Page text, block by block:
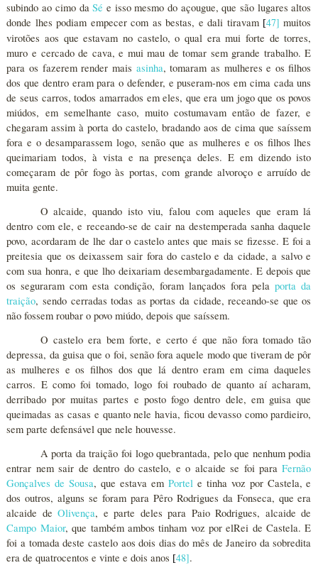
subindo ao cimo daSé e isso mesmo do açougue, que são lugares altos
donde lhes podiam empecer com as bestas, e dali tiravam [47] muitos
virotões aos que estavam no castelo, o qual era mui forte de torres,
muro e cercado de cava, e mui mau de tomar sem grande trabalho. E
para os fazerem render mais asinha, tomaram as mulheres e os filhos
dos que dentro eram para o defender, e puseram-nos em cima cada uns
de seus carros, todos amarrados em eles, que era um jogo que os povos
miúdos, em semelhante caso, muito costumavam então de fazer, e
chegaram assim à porta do castelo, bradando aos de cima que saíssem
fora e o desamparassem logo, senão que as mulheres e os filhos lhes
queimariam todos, à vista e na presença deles. E em dizendo isto
começaram de pôr fogo às portas, com grande alvoroço e arruído de
muita gente.
O alcaide, quando isto viu, falou com aqueles que eram lá
dentro com ele, e receando-se de cair na destemperada sanha daquele
povo, acordaram de lhe dar o castelo antes que mais se fizesse. E foi a
preitesia que os deixassem sair fora do castelo e da cidade, a salvo e
com sua honra, e que lho deixariam desembargadamente. E depois que
os seguraram com esta condição, foram lançados fora pelaporta da
traição, sendo cerradas todas as portas da cidade, receando-se que os
não fossem roubar o povo miúdo, depois que saíssem.
O castelo era bem forte, e certo é que não fora tomado tão
depressa, da guisa que o foi, senão fora aquele modo que tiveram de pôr
as mulheres e os filhos dos que lá dentro eram em cima daqueles
carros. E como foi tomado, logo foi roubado de quanto aí acharam,
derribado por muitas partes e posto fogo dentro dele, em guisa que
queimadas as casas e quanto nele havia, ficou devasso como pardieiro,
sem parte defensável que nele houvesse.
A porta da traição foi logo quebrantada, pelo que nenhum podia
entrar nem sair de dentro do castelo, e o alcaide se foi paraFernão
Gonçalves de Sousa, que estava em Portele tinha voz por Castela, e
dos outros, alguns se foram para Pêro Rodrigues da Fonseca, que era
alcaide deOlivença, e parte deles para Paio Rodrigues, alcaide de
Campo Maior, que também ambos tinham voz por elRei de Castela. E
foi a tomada deste castelo aos dois dias do mês de Janeiro da sobredita
era de quatrocentos e vinte e dois anos [48].